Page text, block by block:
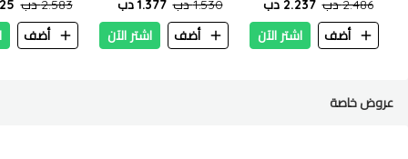
2.486 دب
2.237 دب
أضف
اشتر الآن
أسود
1.530 دب
1.377 دب
أضف
اشتر الآن
٤.٥ ج
2.583 دب
أضف
عروض خاصة